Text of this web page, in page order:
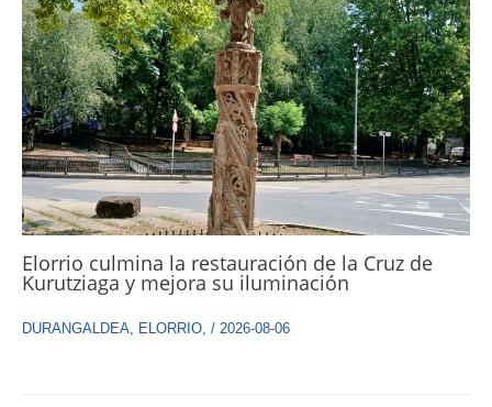
Elorrio culmina la restauración de la Cruz de
Kurutziaga y mejora su iluminación
DURANGALDEA, ELORRIO, / 2026-08-06